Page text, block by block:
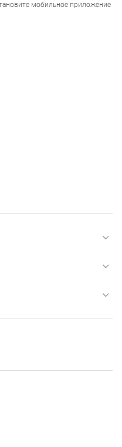
мобильное приложение